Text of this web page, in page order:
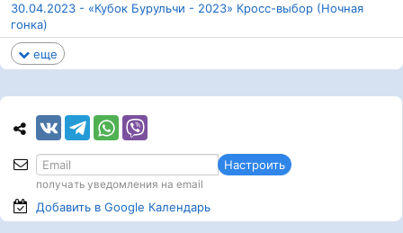
30.04.2023 - «Кубок Бурульчи - 2023» Кросс-выбор (Ночная
гонка)
еще
Настроить
получать уведомления на email
Добавить в Google Календарь